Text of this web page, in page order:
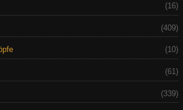
(16)
(409)
(10)
(61)
(339)